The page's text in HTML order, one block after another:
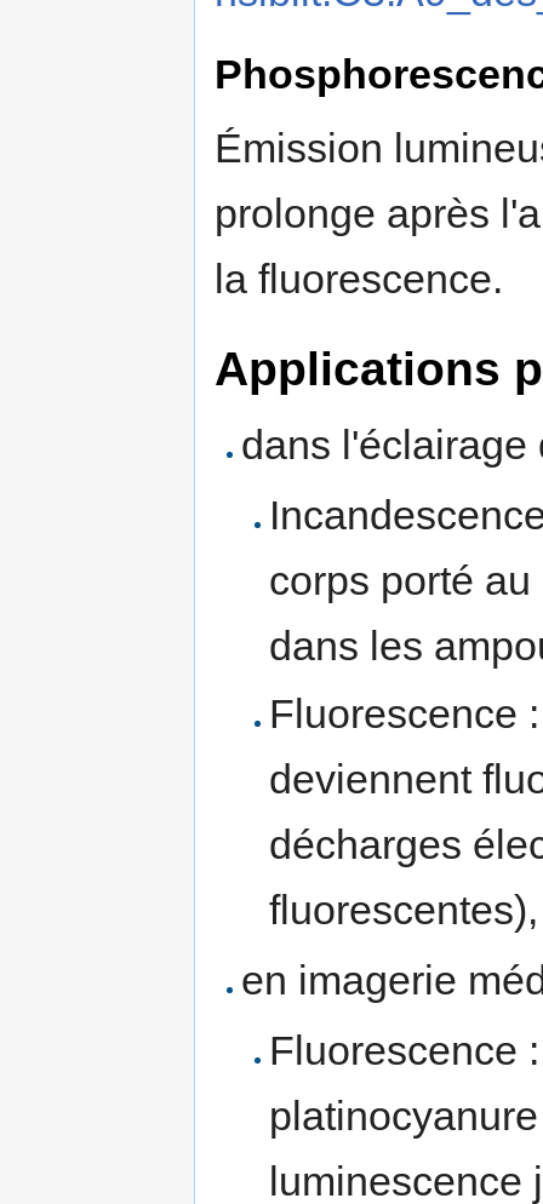
Émission
prolonge après
la fluorescence.
Applications
dans l'éclairage
corps porté
dans les
Fluorescence
deviennent
décharges
en imagerie
Fluorescence
luminescence